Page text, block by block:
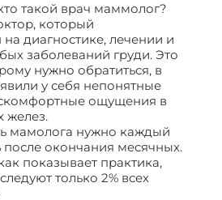
такой врач маммолог?
который
на диагностике, лечении и
заболеваний груди. Это
нужно обратиться, в
у себя непонятные
ощущения в
желез.
мамолога нужно каждый
после окончания месячных.
показывает практика,
только 2% всех